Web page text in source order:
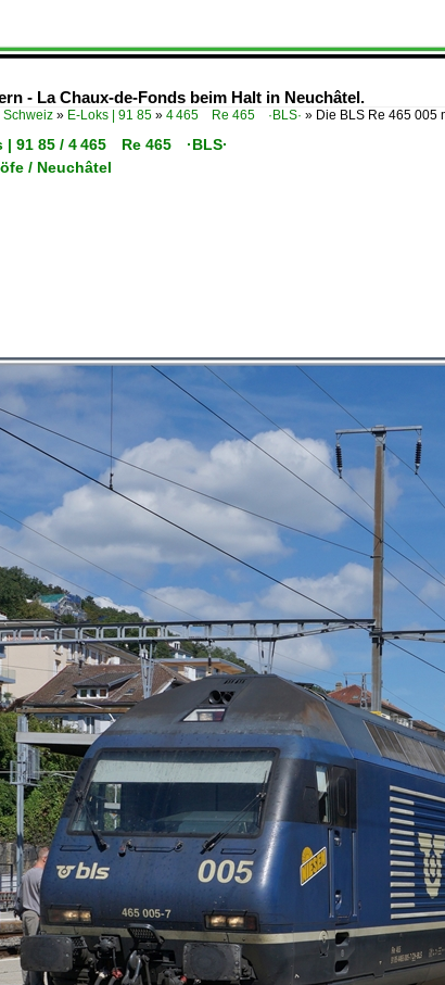
- La Chaux-de-Fonds beim Halt in Neuchâtel.
Schweiz » E-Loks | 91 85 » 4 465 Re 465 ·BLS· » Die BLS Re 465 005
| 91 85 / 4 465 Re 465 ·BLS·
/ Neuchâtel